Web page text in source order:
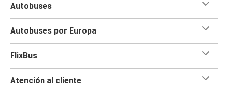
Autobuses
Autobuses por Europa
FlixBus
Atención al cliente